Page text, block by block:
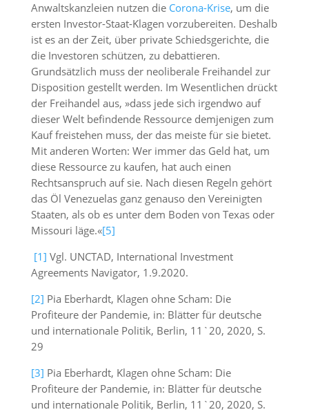
Anwaltskanzleien nutzen die Corona-Krise, um die
ersten Investor-Staat-Klagen vorzubereiten. Deshalb
ist es an der Zeit, über private Schiedsgerichte, die
die Investoren schützen, zu debattieren.
Grundsätzlich muss der neoliberale Freihandel zur
Disposition gestellt werden. Im Wesentlichen drückt
der Freihandel aus, »dass jede sich irgendwo auf
dieser Welt befindende Ressource demjenigen zum
Kauf freistehen muss, der das meiste für sie bietet.
Mit anderen Worten: Wer immer das Geld hat, um
diese Ressource zu kaufen, hat auch einen
Rechtsanspruch auf sie. Nach diesen Regeln gehört
das Öl Venezuelas ganz genauso den Vereinigten
Staaten, als ob es unter dem Boden von Texas oder
Missouri läge.«[5]
[1] Vgl. UNCTAD, International Investment
Agreements Navigator, 1.9.2020.
[2] Pia Eberhardt, Klagen ohne Scham: Die
Profiteure der Pandemie, in: Blätter für deutsche
und internationale Politik, Berlin, 11`20, 2020, S.
29
[3] Pia Eberhardt, Klagen ohne Scham: Die
Profiteure der Pandemie, in: Blätter für deutsche
und internationale Politik, Berlin, 11`20, 2020, S.